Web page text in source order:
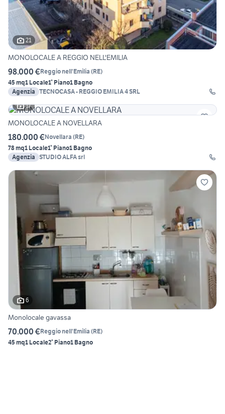
21
MONOLOCALE A REGGIO NELL'EMILIA
98.000 €Reggio nell'Emilia (RE)
45 mq1 Locale1° Piano1 Bagno
Agenzia TECNOCASA - REGGIO EMILIA 4 SRL
17
MONOLOCALE A NOVELLARA
180.000 €Novellara (RE)
78 mq1 Locale1° Piano1 Bagno
Agenzia STUDIO ALFA srl
6
Monolocale gavassa
70.000 €Reggio nell'Emilia (RE)
45 mq1 Locale2° Piano1 Bagno